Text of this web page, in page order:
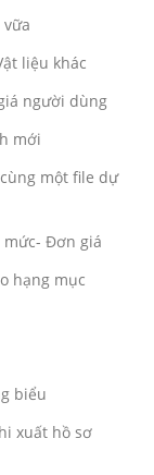
liệu khác
người dùng
mới
một file dự
Đơn giá
hạng mục
biểu
xuất hồ sơ